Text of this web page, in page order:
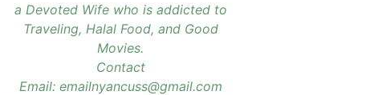
a Devoted Wife who is addicted to
Traveling, Halal Food, and Good
Movies.
Contact
Email: emailnyancuss@gmail.com